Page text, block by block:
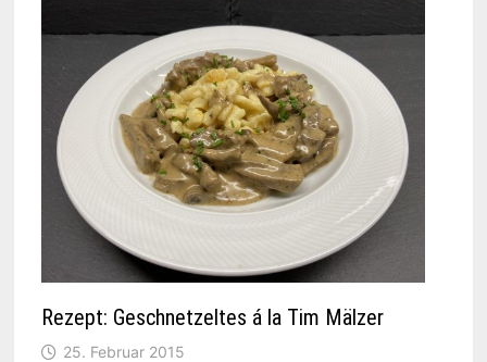
Rezept: Geschnetzeltes á la Tim Mälzer
25. Februar 2015